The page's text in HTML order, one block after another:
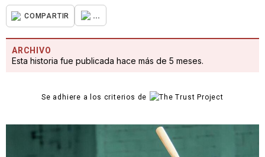
COMPARTIR ...
ARCHIVO
Esta historia fue publicada hace más de 5 meses.
Se adhiere a los criterios de